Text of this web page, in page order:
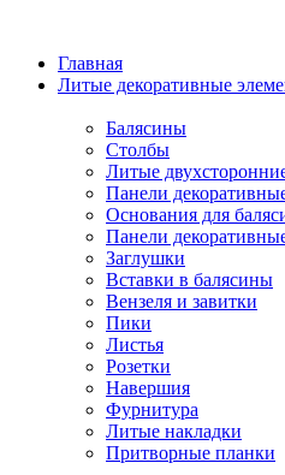
Главная
Литые декоративные
Балясины
Столбы
Литые
Панели
Основания для
Панели
Заглушки
Вставки в балясины
Вензеля и завитки
Пики
Листья
Розетки
Навершия
Фурнитура
Литые накладки
Притворные планки